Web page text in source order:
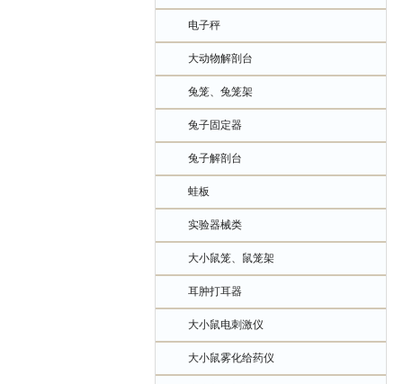
电子秤
大动物解剖台
兔笼、兔笼架
兔子固定器
兔子解剖台
蛙板
实验器械类
大小鼠笼、鼠笼架
耳肿打耳器
大小鼠电刺激仪
大小鼠雾化给药仪